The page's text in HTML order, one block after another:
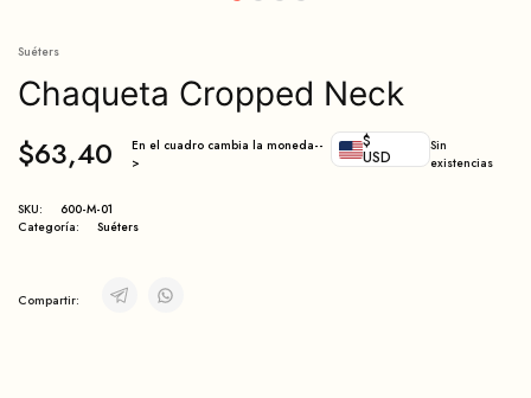
Suéters
Chaqueta Cropped Neck
$63,40
En el cuadro cambia la moneda--
>
$
USD
Sin
existencias
SKU:
600-M-01
Categoría:
Suéters
Compartir: